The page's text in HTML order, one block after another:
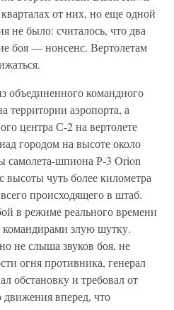
от них, но еще одной
не было: считалось, что два
боя — нонсенс. Вертолетам
объединенного командного
территории аэропорта, а
центра С-2 на вертолете
городом на высоте около
самолета-шпиона Р-3 Orion
высоты чуть более километра
происходящего в штаб.
в режиме реального времени
злую шутку.
не слыша звуков боя, не
огня противника, генерал
обстановку и требовал от
движения вперед, что